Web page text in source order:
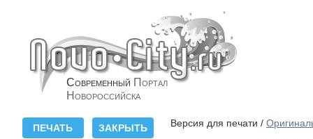
Современный Портал
Новороссийска
Версия для печати /